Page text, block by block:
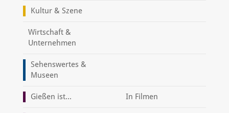
Kultur & Szene
Wirtschaft &
Unternehmen
Sehenswertes &
Museen
Gießen ist... In Filmen